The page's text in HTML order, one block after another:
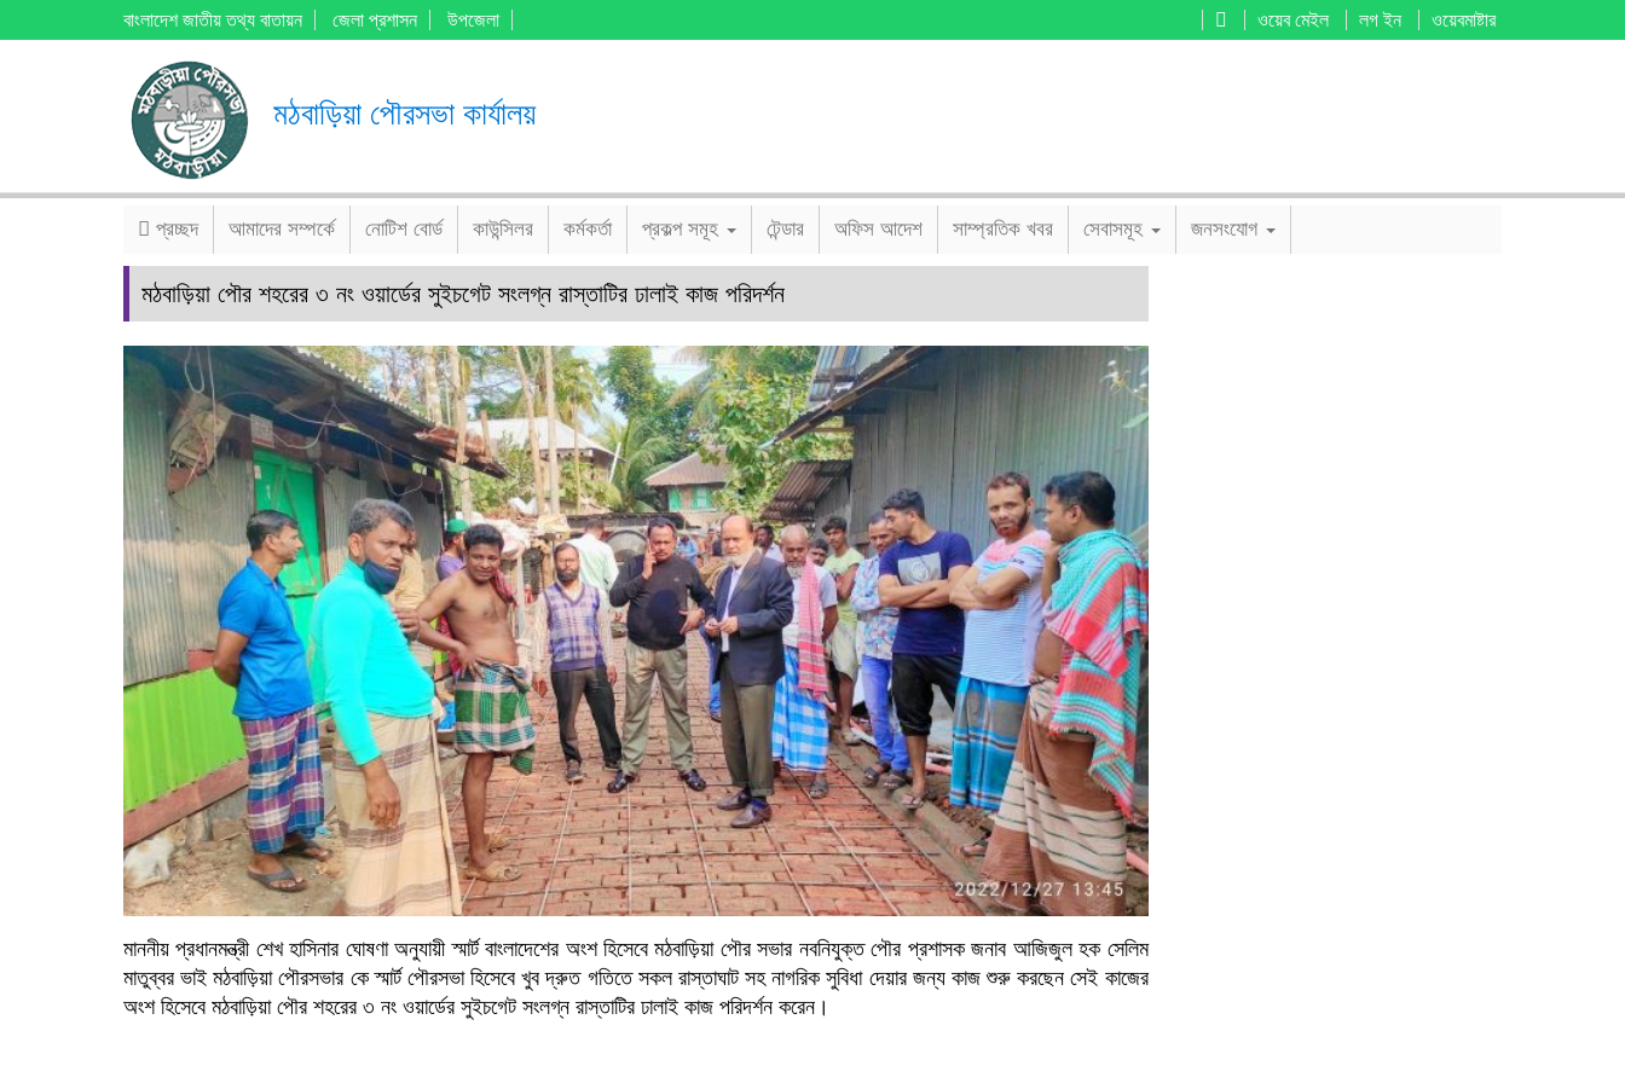
বাংলাদেশ জাতীয় তথ্য বাতায়ন জেলা প্রশাসন উপজেলা ওয়েব মেইল লগ ইন ওয়েবমাষ্টার
মঠবাড়িয়া পৌরসভা কার্যালয়
প্রচ্ছদ আমাদের সম্পর্কে নোটিশ বোর্ড কাউন্সিলর কর্মকর্তা প্রকল্প সমূহ টেন্ডার অফিস আদেশ সাম্প্রতিক খবর সেবাসমূহ জনসংযোগ
মঠবাড়িয়া পৌর শহরের ৩ নং ওয়ার্ডের সুইচগেট সংলগ্ন রাস্তাটির ঢালাই কাজ পরিদর্শন
মাননীয় প্রধানমন্ত্রী শেখ হাসিনার ঘোষণা অনুযায়ী স্মার্ট বাংলাদেশের অংশ হিসেবে মঠবাড়িয়া পৌর সভার নবনিযুক্ত পৌর প্রশাসক জনাব আজিজুল হক সেলিম
মাতুব্বর ভাই মঠবাড়িয়া পৌরসভার কে স্মার্ট পৌরসভা হিসেবে খুব দ্রুত গতিতে সকল রাস্তাঘাট সহ নাগরিক সুবিধা দেয়ার জন্য কাজ শুরু করছেন সেই কাজের
অংশ হিসেবে মঠবাড়িয়া পৌর শহরের ৩ নং ওয়ার্ডের সুইচগেট সংলগ্ন রাস্তাটির ঢালাই কাজ পরিদর্শন করেন।